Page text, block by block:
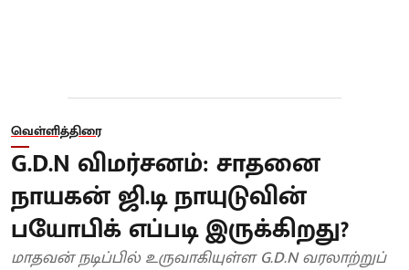
வெள்ளித்திரை
G.D.N விமர்சனம்: சாதனை
நாயகன் ஜி.டி நாயுடுவின்
பயோபிக் எப்படி இருக்கிறது?
மாதவன் நடிப்பில் உருவாகியுள்ள G.D.N வரலாற்றுப்